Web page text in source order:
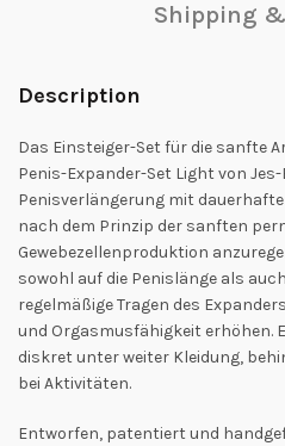
Shipping
Description
Das Einsteiger-Set für die sanfte
Penis-Expander-Set Light von
Penisverlängerung mit
nach dem Prinzip der sanften
Gewebezellenproduktion
sowohl auf die Penislänge als
regelmäßige Tragen des
und Orgasmusfähigkeit erhöhen.
diskret unter weiter Kleidung,
bei Aktivitäten.
Entworfen, patentiert und